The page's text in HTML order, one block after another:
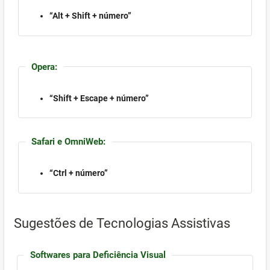
“Alt + Shift + número”
Opera:
“Shift + Escape + número”
Safari e OmniWeb:
“Ctrl + número”
Sugestões de Tecnologias Assistivas
Softwares para Deficiência Visual